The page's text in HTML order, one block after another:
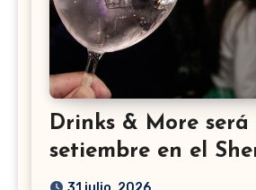
Drinks & More será
setiembre en el